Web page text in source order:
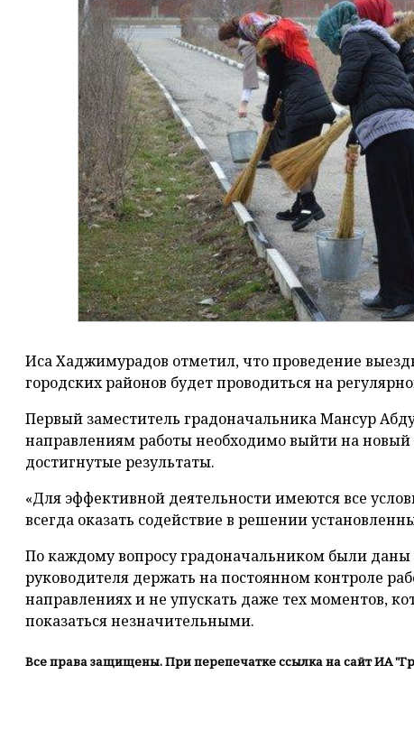
Иса Хаджимурадов отметил, что проведение
городских районов будет проводиться на
Первый заместитель градоначальника Мансур
направлениям работы необходимо выйти на новый
достигнутые результаты.
«Для эффективной деятельности имеются все
всегда оказать содействие в решении
По каждому вопросу градоначальником были
руководителя держать на постоянном контроле
направлениях и не упускать даже тех моментов,
показаться незначительными.
Все права защищены. При перепечатке ссылка на сайт ИА